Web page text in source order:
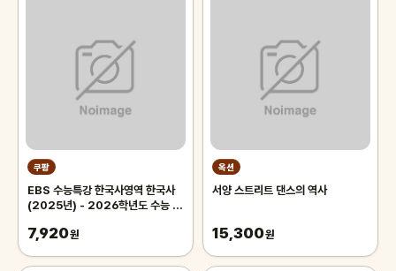
쿠팡
EBS 수능특강 한국사영역 한국사
(2025년) - 2026학년도 수능 연
7,920원
옥션
서양 스트리트 댄스의 역사
15,300원